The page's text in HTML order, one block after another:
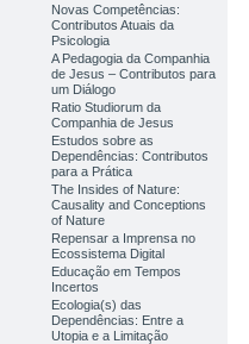
Novas Competências:
Contributos Atuais da
Psicologia
A Pedagogia da Companhia
de Jesus – Contributos para
um Diálogo
Ratio Studiorum da
Companhia de Jesus
Estudos sobre as
Dependências: Contributos
para a Prática
The Insides of Nature:
Causality and Conceptions
of Nature
Repensar a Imprensa no
Ecossistema Digital
Educação em Tempos
Incertos
Ecologia(s) das
Dependências: Entre a
Utopia e a Limitação